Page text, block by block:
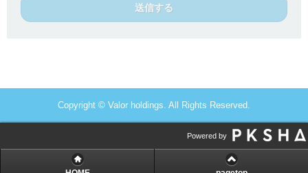
送信する
Copyright © Valor holdings. All Rights Reserved.
Powered by